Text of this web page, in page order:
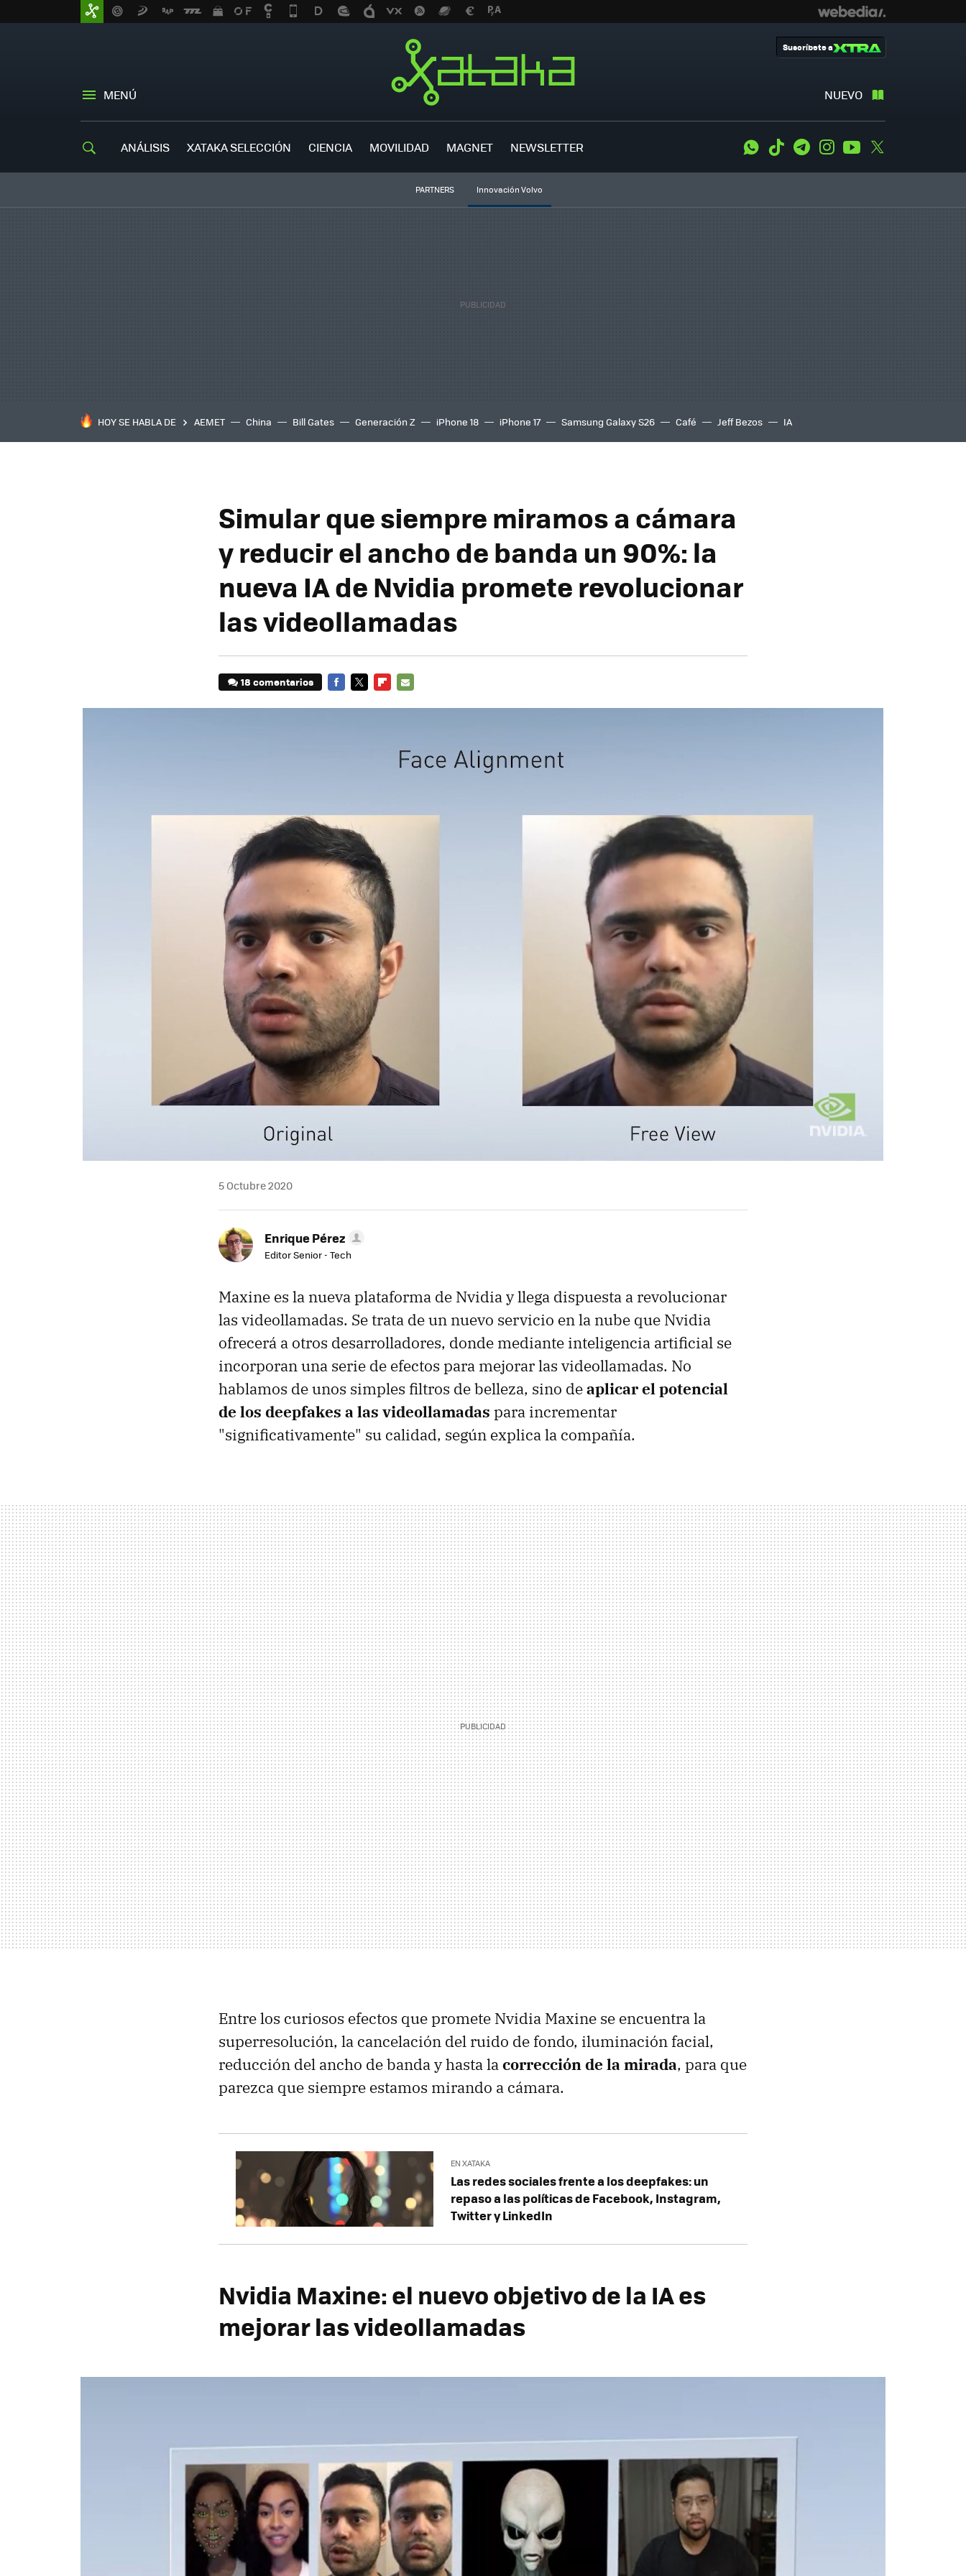
MENÚ NUEVO
Suscríbete a
ANÁLISIS XATAKA SELECCIÓN CIENCIA MOVILIDAD MAGNET NEWSLETTER WhatsApp
Tiktok TelegramInstagramYoutube
PARTNERS Innovación Volvo
HOY SE HABLA DE AEMET China Bill Gates Generación Z iPhone 18 iPhone 17 Samsung Galaxy S26 Café Jeff Bezos IA
Simular que siempre miramos a cámara
y reducir el ancho de banda un 90%: la
nueva IA de Nvidia promete revolucionar
las videollamadas
18 comentarios
5 Octubre 2020
Enrique Pérez
Editor Senior - Tech
Maxine es la nueva plataforma de Nvidia y llega dispuesta a revolucionar
las videollamadas. Se trata de un nuevo servicio en la nube que Nvidia
ofrecerá a otros desarrolladores, donde mediante inteligencia artificial se
incorporan una serie de efectos para mejorar las videollamadas. No
hablamos de unos simples filtros de belleza, sino deaplicar el potencial
de los deepfakes a las videollamadas para incrementar
"significativamente" su calidad, según explica la compañía.
Entre los curiosos efectos que promete Nvidia Maxine se encuentra la
superresolución, la cancelación del ruido de fondo, iluminación facial,
reducción del ancho de banda y hasta lacorrección de la mirada, para que
parezca que siempre estamos mirando a cámara.
EN XATAKA
Las redes sociales frente a los deepfakes: un
repaso a las políticas de Facebook, Instagram,
Twitter y LinkedIn
Nvidia Maxine: el nuevo objetivo de la IA es
mejorar las videollamadas